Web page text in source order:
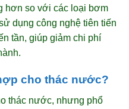
hơn so với các loại bơm
dụng công nghệ tiên tiến
tần, giúp giảm chi phí
cho thác nước?
thác nước, nhưng phổ